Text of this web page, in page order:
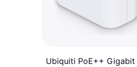
Ubiquiti PoE++ Gigabit